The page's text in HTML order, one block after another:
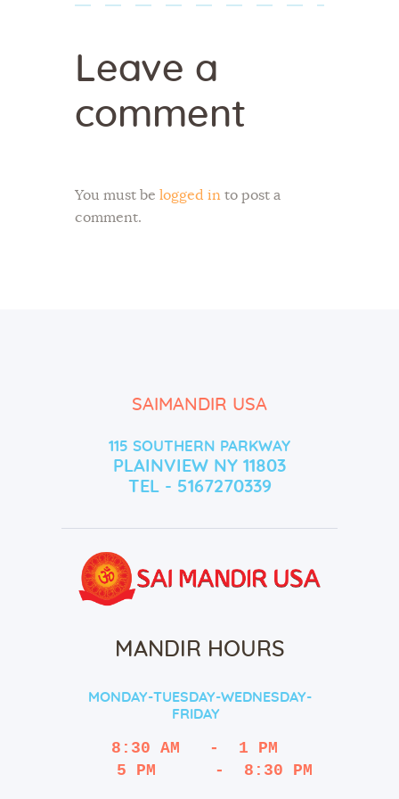
Leave a
comment
You must be logged in to post a
comment.
SAIMANDIR USA
115 SOUTHERN PARKWAY
PLAINVIEW NY 11803
TEL - 5167270339
MANDIR HOURS
MONDAY-TUESDAY-WEDNESDAY-
FRIDAY
8:30 AM   -  1 PM
   5 PM      -  8:30 PM